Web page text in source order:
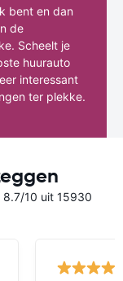
bent en dan
de
Scheelt je
huurauto
interessant
ter plekke.
8.7/10 uit 15930